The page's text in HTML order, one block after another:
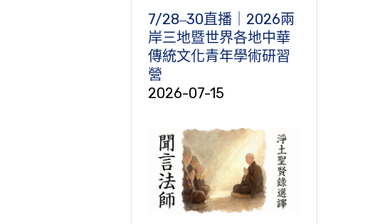
7/28‒30直播｜2026兩
岸三地暨世界各地中華
傳統文化青年學術研習
營
2026-07-15